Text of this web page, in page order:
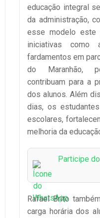
educação integral
da administração,
esse modelo este
iniciativas
fardamentos em
do Maranhão,
contribuam para a
dos alunos. Além
dias, os
escolares,
melhoria da
Participe
Rafael Brito
carga horária dos